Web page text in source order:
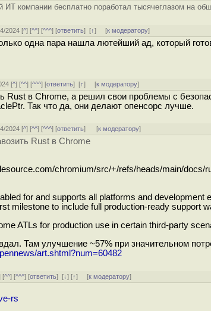
ИТ компании бесплатно поработал тысячеглазом на
2024 [^] [^^] [^^^] [ответить][↑] [к модератору]
одна пара нашла лютейший ад, который
[^] [^^] [^^^] [ответить][↑] [к модератору]
Rust в Chrome, а решил свои проблемы с
Так что да, они делают опенсорс лучше.
2024 [^] [^^] [^^^] [ответить] [к модератору]
Rust в Chrome
chromium/src/+/refs/heads/main/docs/
for and supports all platforms and development
milestone to include full production-ready support
ATLs for production use in certain third-party
Там улучшение ~57% при значительном
art.shtml?num=60482
[^^] [^^^] [ответить][↓] [↑] [к модератору]
rs